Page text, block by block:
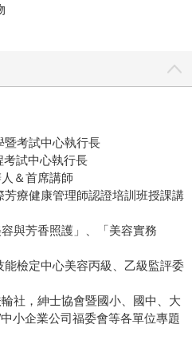
暨考試中心執行長
考試中心執行長
＆首席講師
芳療健康管理師認證培訓班授課講
與芳香照護」、「美容實務
能檢定中心美容丙級、乙級監評委
社，紳士協會暨國小、國中、大
小企業公司福委會等各單位專題